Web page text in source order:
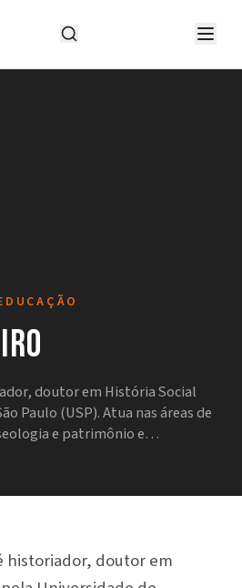
doutor em História Social
Paulo (USP). Atua nas áreas de
e patrimônio e…
historiador, doutor em